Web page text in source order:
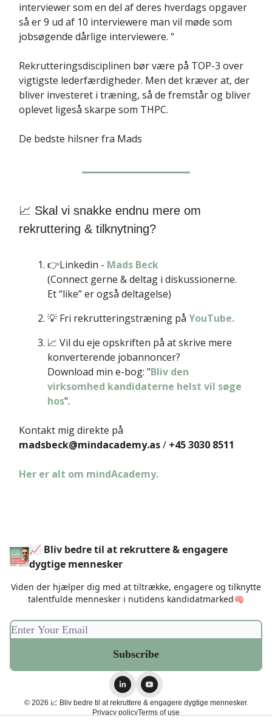
interviewer som en del af deres hverdags opgaver
så er 9 ud af 10 interviewere man vil møde som
jobsøgende dårlige interviewere. “
Rekrutteringsdisciplinen bør være på TOP-3 over
vigtigste lederfærdigheder. Men det kræver at, der
bliver investeret i træning, så de fremstår og bliver
oplevet ligeså skarpe som THPC.
De bedste hilsner fra Mads
📈 Skal vi snakke endnu mere om
rekruttering & tilknytning?
👉Linkedin - Mads Beck
(Connect gerne & deltag i diskussionerne.
Et “like” er også deltagelse)
💡 Fri rekrutteringstræning på YouTube.
📈 Vil du eje opskriften på at skrive mere
konverterende jobannoncer?
Download min e-bog: "Bliv den
virksomhed kandidaterne helst vil søge
hos".
Kontakt mig direkte på
madsbeck@mindacademy.as/ +45 3030 8511
Her er alt om mindAcademy.
📈 Bliv bedre til at rekruttere & engagere
dygtige mennesker
Viden der hjælper dig med at tiltrække, engagere og tilknytte
talentfulde mennesker i nutidens kandidatmarked🧠
© 2026 📈 Bliv bedre til at rekruttere & engagere dygtige mennesker.
Privacy policyTerms of use